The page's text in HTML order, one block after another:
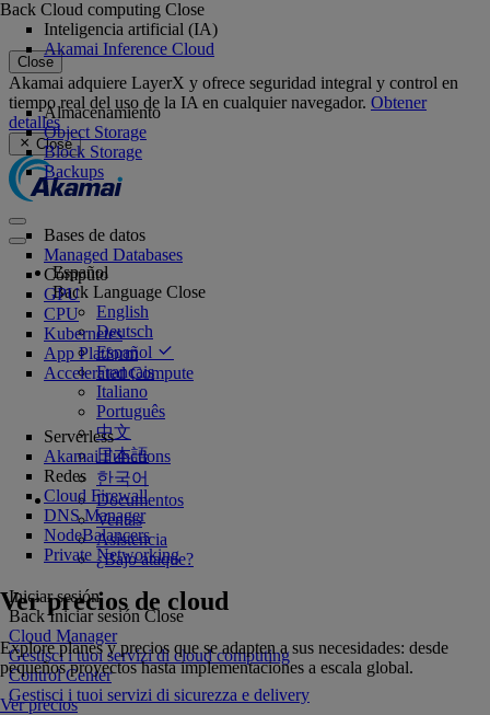
Close
Akamai adquiere LayerX y ofrece seguridad integral y control en
tiempo real del uso de la IA en cualquier navegador. Obtener
detalles
Close
Español
Back Language Close
English
Deutsch
Español
Français
Italiano
Português
中文
日本語
한국어
Documentos
Ventas
Asistencia
¿Bajo ataque?
Iniciar sesión
Back Iniciar sesión Close
Cloud Manager
Gestisci i tuoi servizi di cloud computing
Control Center
Gestisci i tuoi servizi di sicurezza e delivery
Back Cloud computing Close
Inteligencia artificial (IA)
Akamai Inference Cloud
Almacenamiento
Object Storage
Block Storage
Backups
Bases de datos
Managed Databases
Cómputo
GPU
CPU
Kubernetes
App Platform
Accelerated Compute
Serverless
Akamai Functions
Redes
Cloud Firewall
DNS Manager
NodeBalancers
Private Networking
Ver precios de cloud
Explore planes y precios que se adapten a sus necesidades: desde
pequeños proyectos hasta implementaciones a escala global.
Ver precios